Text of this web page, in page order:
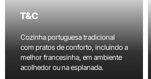
T&C
Cozinha portuguesa tradicional
com pratos de conforto, incluindo a
melhor francesinha, em ambiente
acolhedor ou na esplanada.